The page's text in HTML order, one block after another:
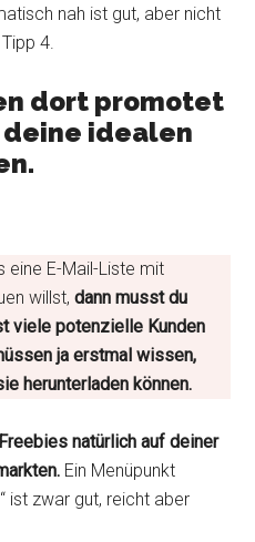
nah ist gut, aber nicht
4.
dort promotet
deine idealen
eine E-Mail-Liste mit
willst,dann musst du
viele potenzielle Kunden
ja erstmal wissen,
herunterladen können.
natürlich auf deiner
Ein Menüpunkt
ist zwar gut, reicht aber